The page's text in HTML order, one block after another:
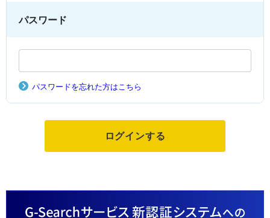
パスワード
パスワードを忘れた方はこちら